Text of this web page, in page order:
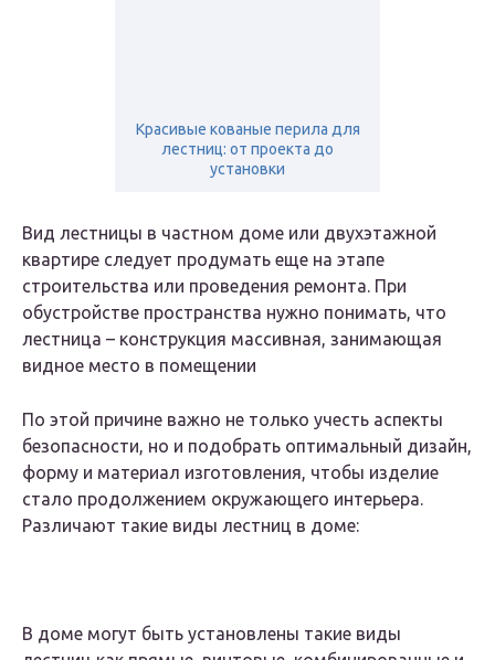
Красивые кованые перила для
лестниц: от проекта до
установки
Вид лестницы в частном доме или двухэтажной
квартире следует продумать еще на этапе
строительства или проведения ремонта. При
обустройстве пространства нужно понимать, что
лестница – конструкция массивная, занимающая
видное место в помещении
По этой причине важно не только учесть аспекты
безопасности, но и подобрать оптимальный дизайн,
форму и материал изготовления, чтобы изделие
стало продолжением окружающего интерьера.
Различают такие виды лестниц в доме:
В доме могут быть установлены такие виды